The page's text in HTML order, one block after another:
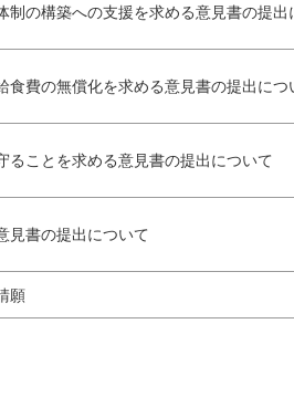
制の構築への支援を求める意見書の提出
食費の無償化を求める意見書の提出につ
ることを求める意見書の提出について
見書の提出について
願